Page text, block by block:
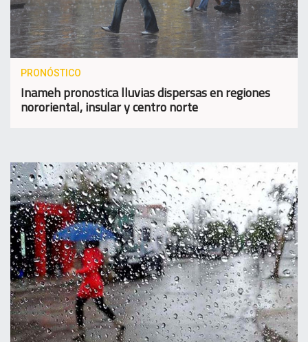
PRONÓSTICO
Inameh pronostica lluvias dispersas en regiones
nororiental, insular y centro norte